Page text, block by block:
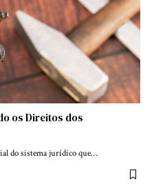
os Direitos dos
do sistema jurídico que…